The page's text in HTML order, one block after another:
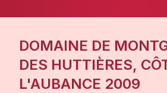
DOMAINE DE
DES HUTTIÈRES,
L'AUBANCE 2009